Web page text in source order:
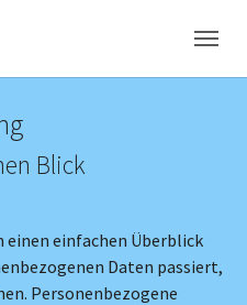
Blick
einen einfachen Überblick
Daten passiert,
Personenbezogene